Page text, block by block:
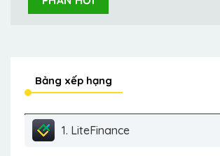
Bảng xếp hạng
1. LiteFinance